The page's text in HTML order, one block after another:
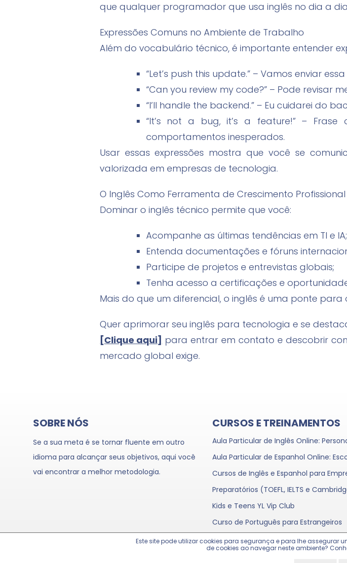
que qualquer programador que usa inglês no dia a
Expressões Comuns no Ambiente de Trabalho
Além do vocabulário técnico, é importante entender
“Let’s push this update.” – Vamos enviar
“Can you review my code?” – Pode revisar
“I’ll handle the backend.” – Eu cuidarei do
“It’s not a bug, it’s a feature!” –
comportamentos inesperados.
Usar essas expressões mostra que você se
valorizada em empresas de tecnologia.
O Inglês Como Ferramenta de Crescimento Profissional
Dominar o inglês técnico permite que você:
Acompanhe as últimas tendências em TI e IA;
Entenda documentações e fóruns
Participe de projetos e entrevistas globais;
Tenha acesso a certificações e
Mais do que um diferencial, o inglês é uma ponte
Quer aprimorar seu inglês para tecnologia e se
[Clique aqui] para entrar em contato e descobrir
mercado global exige.
SOBRE NÓS
Se a sua meta é se tornar fluente em outro
idioma para alcançar seus objetivos, aqui você
vai encontrar a melhor metodologia.
CURSOS E TREINAMENTOS
Aula Particular de Inglês Online:
Aula Particular de Espanhol Online:
Cursos de Inglês e Espanhol para
Preparatórios (TOEFL, IELTS e
Kids e Teens YL Vip Club
Curso de Português para Estrangeiros
Este site pode utilizar cookies para segurança e para lhe
de cookies ao navegar neste ambiente?